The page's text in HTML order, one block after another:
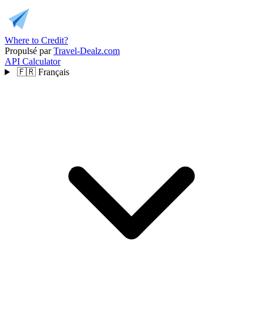
Where to Credit?
Propulsé par Travel-Dealz.com
API Calculator
🇫🇷 Français